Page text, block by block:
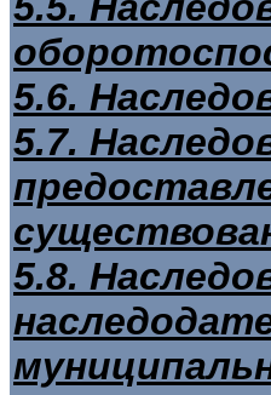
5.6.
5.7.
5.8.